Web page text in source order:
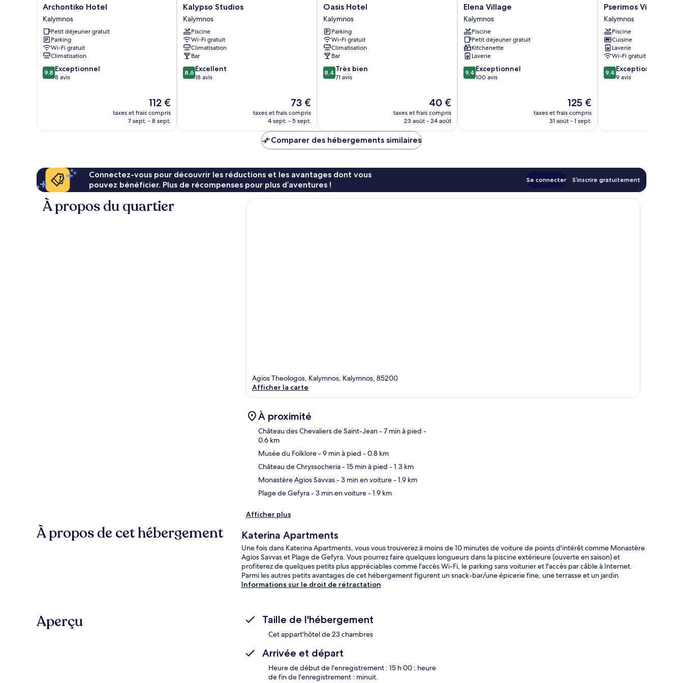
Archontiko
Hotel
Kalymnos
Archontiko Hotel
Kalymnos
Petit déjeuner gratuit
Parking
Wi-Fi gratuit
Climatisation
9.8
sur
9,8 Exceptionnel
8 avis
Le
nouveau
prix
112 €
taxes et frais compris
7 sept. - 8 sept.
Kalypso
Studios
Kalymnos
Kalypso Studios
Kalymnos
Piscine
Wi-Fi gratuit
Climatisation
Bar
8.6
sur
8,6 Excellent
18 avis
Le
nouveau
prix
de
73 €
taxes et frais compris
4 sept. - 5 sept.
Oasis
Hotel
Kalymnos
Oasis Hotel
Kalymnos
Parking
Wi-Fi gratuit
Climatisation
Bar
8.4
sur
8,4 Très bien
71 avis
Le
nouveau
prix
40 €
taxes et frais compris
23 août - 24 août
Elena
Village
Kalymnos
Elena Village
Kalymnos
Piscine
Petit déjeuner gratuit
Kitchenette
Laverie
9.4
sur
9,4 Exceptionnel
100 avis
Le
nouveau
prix
125 €
taxes et frais compris
31 août - 1 sept.
Pserimos
Villas
Kalymnos
Pserimos Villas
Kalymnos
Piscine
Cuisine
Laverie
Wi-Fi gratuit
9.4
sur
9,4 Exceptionnel
9 avis
Comparer des hébergements similaires
Connectez-vous pour découvrir les réductions et les avantages dont vous
pouvez bénéficier. Plus de récompenses pour plus d’aventures !
Se connecter S’inscrire gratuitement
À propos du quartier
Agios Theologos, Kalymnos, Kalymnos, 85200
Afficher la carte
À proximité
Château des Chevaliers de Saint-Jean- 7 min à pied -
0.6 km
Musée du Folklore- 9 min à pied - 0.8 km
Château de Chryssocheria- 15 min à pied - 1.3 km
Monastère Agios Savvas- 3 min en voiture- 1.9 km
Plage de Gefyra- 3 min en voiture- 1.9 km
Afficher plus
À propos de cet hébergement Katerina Apartments
Une fois dans Katerina Apartments, vous vous trouverez à moins de 10 minutes de voiture de points d'intérêt comme Monastère
Agios Savvas et Plage de Gefyra. Vous pourrez faire quelques longueurs dans la piscine extérieure (ouverte en saison) et
profiterez de quelques petits plus appréciables comme l'accès Wi-Fi, le parking sans voiturier et l'accès par câble à Internet.
Parmi les autres petits avantages de cet hébergement figurent un snack-bar/une épicerie fine, une terrasse et un jardin.
Informations sur le droit de rétractation
Aperçu Taille de l'hébergement
Cet appart'hôtel de 23 chambres
Arrivée et départ
Heure de début de l'enregistrement : 15 h 00 ; heure
de fin de l'enregistrement : minuit.